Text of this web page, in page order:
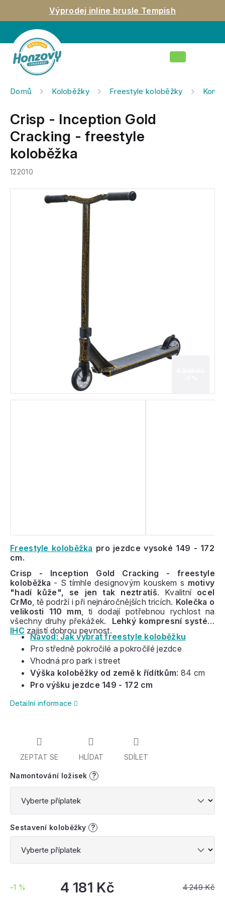
obsah
Výprodej inline brusle Tempish
Nákupní
Domů Koloběžky Freestyle koloběžky
Crisp - Inception Gold
Cracking - freestyle
koloběžka
122010
4 249 Kč
–1 % 4 181 Kč
Namontování ložisek ?
Sestavení koloběžky ?
Freestyle koloběžka pro jezdce vysoké 149 - 172
cm.
Crisp - Inception Gold Cracking - freestyle
koloběžka - S tímhle designovým kouskem s motivy
"hadí kůže", se jen tak neztratíš. Kvalitní ocel
CrMo, tě podrží i při nejnáročnějších tricích. Kolečka o
velikosti 110 mm, ti dodají potřebnou rychlost na
všechny druhy překážek. Lehký kompresní systém
IHCzajistí dobrou pevnost.
Návod: Jak vybrat freestyle koloběžku
Pro středně pokročilé a pokročilé jezdce
Vhodná pro park i street
Výška koloběžky od země k řídítkům: 84 cm
Pro výšku jezdce 149 - 172 cm
Detailní informace
ZEPTAT SE HLÍDAT SDÍLET